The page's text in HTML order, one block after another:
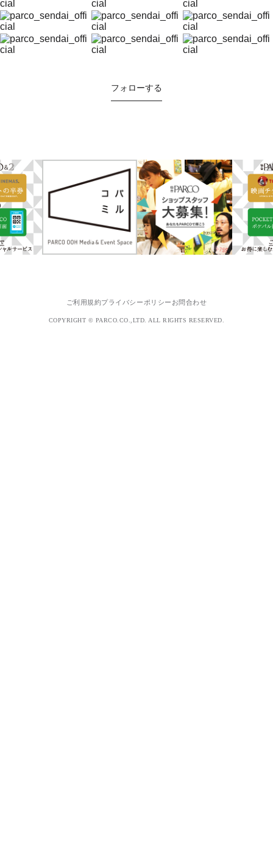
フォローする
ご利用規約プライバシーポリシー お問合わせ
COPYRIGHT © PARCO.CO.,LTD. ALL RIGHTS RESERVED.